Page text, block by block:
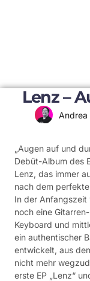
Lenz –
Andrea
„Augen auf und
Debüt-Album des
Lenz, das immer
nach dem
In der Anfangszeit
noch eine
Keyboard und
ein authentischer
entwickelt, aus
nicht mehr
erste EP „Lenz“